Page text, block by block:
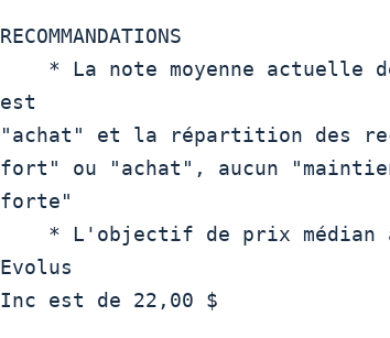
RECOMMANDATIONS
est
"achat" et la répartition des
fort" ou "achat", aucun
forte"
Evolus
Inc est de 22,00 $